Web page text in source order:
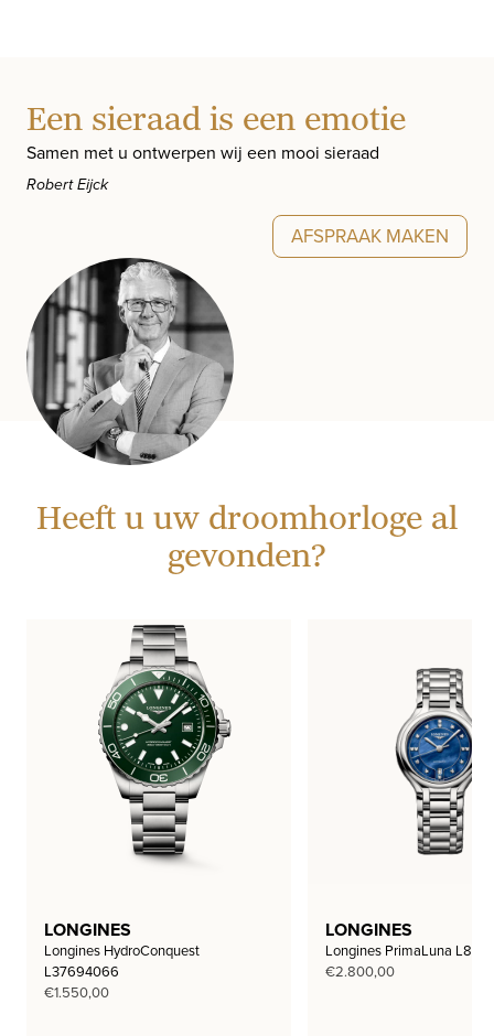
Een sieraad is een emotie
Samen met u ontwerpen wij een mooi sieraad
Robert Eijck
AFSPRAAK MAKEN
Heeft u uw droomhorloge al
gevonden?
LONGINES
Longines HydroConquest
L37694066
€1.550,00
LONGINES
Longines PrimaLuna
€2.800,00